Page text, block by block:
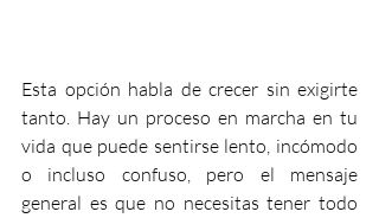
Esta opción habla de crecer sin exigirte
tanto. Hay un proceso en marcha en tu
vida que puede sentirse lento, incómodo
o incluso confuso, pero el mensaje
general es que no necesitas tener todo